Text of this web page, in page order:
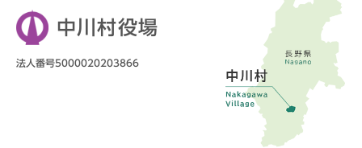
中川村役場
法人番号5000020203866